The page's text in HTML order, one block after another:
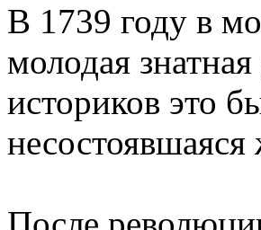
В 1739 году в
молодая
историков это